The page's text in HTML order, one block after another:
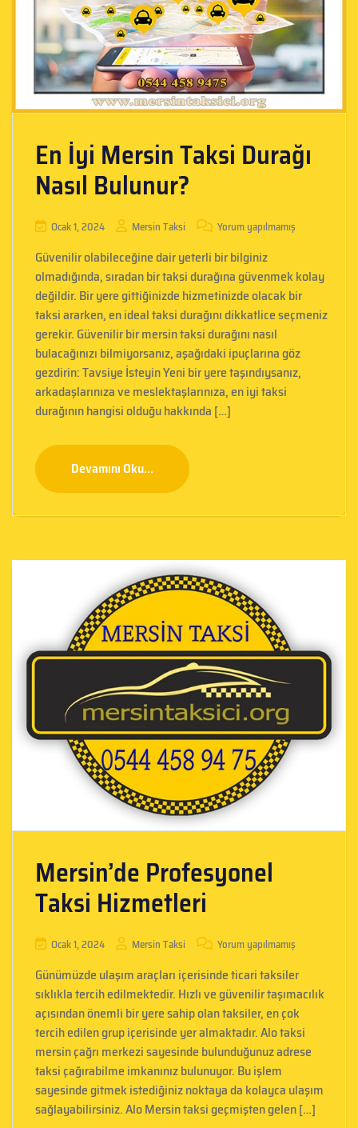
En İyi Mersin Taksi Durağı
Nasıl Bulunur?
Ocak 1, 2024 Mersin Taksi Yorum yapılmamış
Güvenilir olabileceğine dair yeterli bir bilginiz
olmadığında, sıradan bir taksi durağına güvenmek kolay
değildir. Bir yere gittiğinizde hizmetinizde olacak bir
taksi ararken, en ideal taksi durağını dikkatlice seçmeniz
gerekir. Güvenilir bir mersin taksi durağını nasıl
bulacağınızı bilmiyorsanız, aşağıdaki ipuçlarına göz
gezdirin: Tavsiye İsteyin Yeni bir yere taşındıysanız,
arkadaşlarınıza ve meslektaşlarınıza, en iyi taksi
durağının hangisi olduğu hakkında […]
Devamını Oku...
Mersin’de Profesyonel
Taksi Hizmetleri
Ocak 1, 2024 Mersin Taksi Yorum yapılmamış
Günümüzde ulaşım araçları içerisinde ticari taksiler
sıklıkla tercih edilmektedir. Hızlı ve güvenilir taşımacılık
açısından önemli bir yere sahip olan taksiler, en çok
tercih edilen grup içerisinde yer almaktadır. Alo taksi
mersin çağrı merkezi sayesinde bulunduğunuz adrese
taksi çağırabilme imkanınız bulunuyor. Bu işlem
sayesinde gitmek istediğiniz noktaya da kolayca ulaşım
sağlayabilirsiniz. Alo Mersin taksi geçmişten gelen […]